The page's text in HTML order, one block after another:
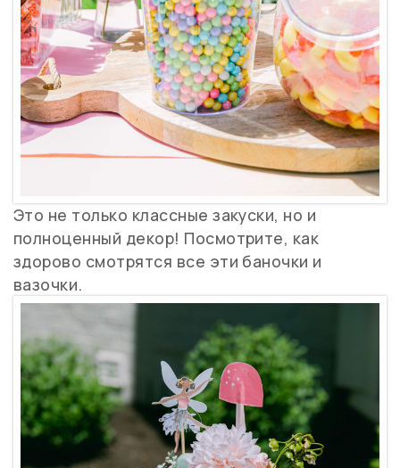
Это не только классные закуски, но и
полноценный декор! Посмотрите, как
здорово смотрятся все эти баночки и
вазочки.